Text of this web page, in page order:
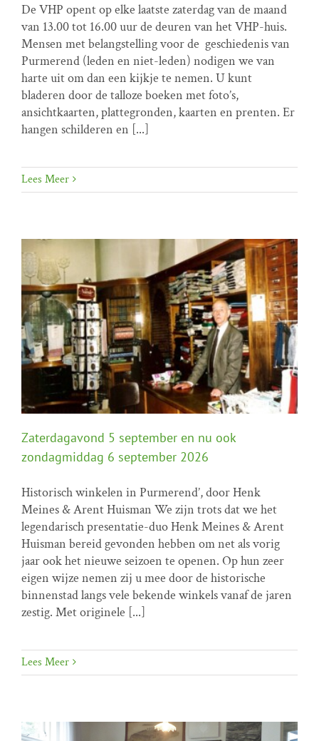
Inloopzaterdag 29 augustus 2026: van 13.00 tot
16.00 uur Kanaaldijk 10
Home programma Inloopzaterdagen
De VHP opent op elke laatste zaterdag van de maand
van 13.00 tot 16.00 uur de deuren van het VHP-huis.
Mensen met belangstelling voor de geschiedenis van
Purmerend (leden en niet-leden) nodigen we van
harte uit om dan een kijkje te nemen. U kunt
bladeren door de talloze boeken met foto’s,
ansichtkaarten, plattegronden, kaarten en prenten. Er
hangen schilderen en [...]
Lees Meer
Zaterdagavond 5 september en nu ook
zondagmiddag 6 september 2026
Home programma
Zaterdagavond 5 september en nu ook
zondagmiddag 6 september 2026
Historisch winkelen in Purmerend’, door Henk
Meines & Arent Huisman We zijn trots dat we het
legendarisch presentatie-duo Henk Meines & Arent
Huisman bereid gevonden hebben om net als vorig
jaar ook het nieuwe seizoen te openen. Op hun zeer
eigen wijze nemen zij u mee door de historische
binnenstad langs vele bekende winkels vanaf de jaren
zestig. Met originele [...]
Lees Meer